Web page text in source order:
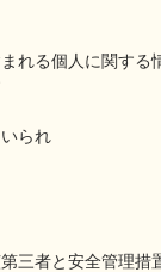
れる個人に関する
られ
三者と安全管理措